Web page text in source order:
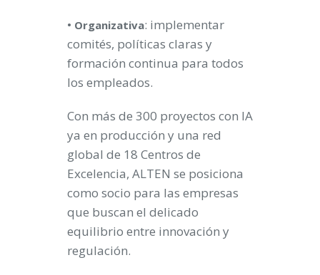
• Organizativa: implementar
comités, políticas claras y
formación continua para todos
los empleados.
Con más de 300 proyectos con IA
ya en producción y una red
global de 18 Centros de
Excelencia, ALTEN se posiciona
como socio para las empresas
que buscan el delicado
equilibrio entre innovación y
regulación.